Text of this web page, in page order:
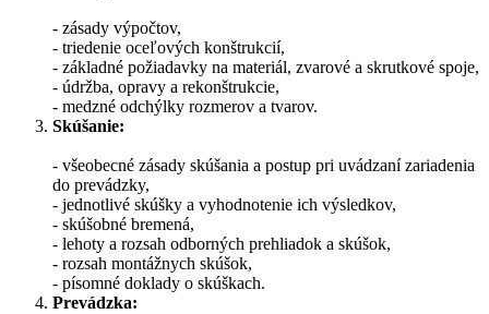
- zásady výpočtov,
- triedenie oceľových konštrukcií,
- základné požiadavky na materiál, zvarové a skrutkové spoje,
- údržba, opravy a rekonštrukcie,
- medzné odchýlky rozmerov a tvarov.
Skúšanie:
- všeobecné zásady skúšania a postup pri uvádzaní zariadenia
do prevádzky,
- jednotlivé skúšky a vyhodnotenie ich výsledkov,
- skúšobné bremená,
- lehoty a rozsah odborných prehliadok a skúšok,
- rozsah montážnych skúšok,
- písomné doklady o skúškach.
Prevádzka: